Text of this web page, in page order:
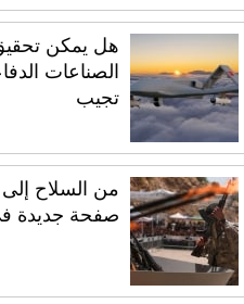
هل يمكن
الصناعات
تجيب
من السلاح إلى
صفحة جديدة